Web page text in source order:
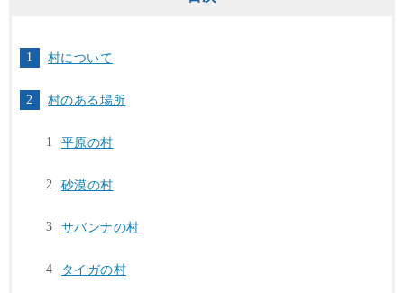
村について
村のある場所
平原の村
砂漠の村
サバンナの村
タイガの村